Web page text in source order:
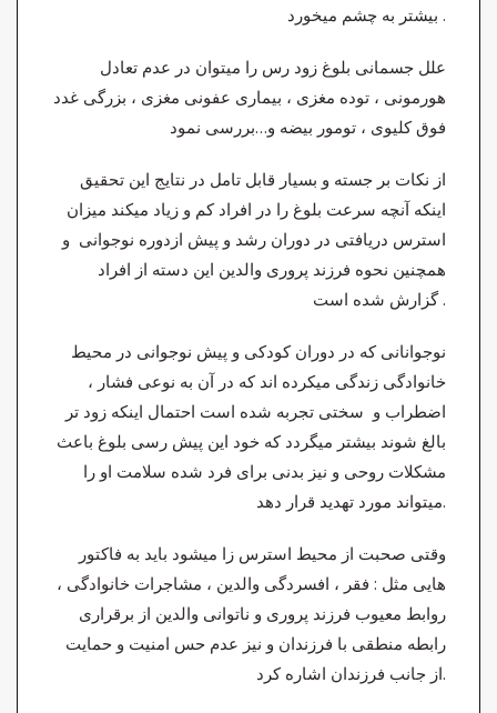
بیشتر به چشم میخورد .
علل جسمانی بلوغ زود رس را میتوان در عدم تعادل
هورمونی ، توده مغزی ، بیماری عفونی مغزی ، بزرگی غدد
فوق کلیوی ، تومور بیضه و…بررسی نمود
از نکات بر جسته و بسیار قابل تامل در نتایج این تحقیق
اینکه آنچه سرعت بلوغ را در افراد کم و زیاد میکند میزان
استرس دریافتی در دوران رشد و پیش ازدوره نوجوانی و
همچنین نحوه فرزند پروری والدین این دسته از افراد
گزارش شده است .
نوجوانانی که در دوران کودکی و پیش نوجوانی در محیط
خانوادگی زندگی میکرده اند که در آن به نوعی فشار ،
اضطراب و سختی تجربه شده است احتمال اینکه زود تر
بالغ شوند بیشتر میگردد که خود این پیش رسی بلوغ باعث
مشکلات روحی و نیز بدنی برای فرد شده سلامت او را
میتواند مورد تهدید قرار دهد.
وقتی صحبت از محیط استرس زا میشود باید به فاکتور
هایی مثل : فقر ، افسردگی والدین ، مشاجرات خانوادگی ،
روابط معیوب فرزند پروری و ناتوانی والدین از برقراری
رابطه منطقی با فرزندان و نیز عدم حس امنیت و حمایت
از جانب فرزندان اشاره کرد.